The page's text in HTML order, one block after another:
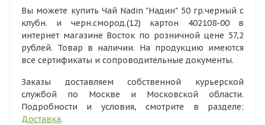
Вы можете купить Чай Nadin "Надин" 50 гр.черный с
клубн. и черн.смород.(12) картон 402108-00 в
интернет магазине Восток по розничной цене 57,2
рублей. Товар в наличии. На продукцию имеются
все сертификаты и сопроводительные документы.
Заказы доставляем собственной курьерской
службой по Москве и Московской области.
Подробности и условия, смотрите в разделе:
Доставка.